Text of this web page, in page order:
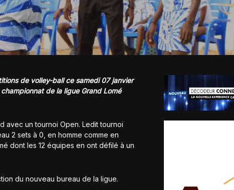
de volley-ball ce samedi 07 janvier
de la ligue Grand Lomé
avec un tournoi Open. Ledit tournoi
2 sets à 0, en homme comme en
dont les 12 équipes en ont défilé à un
du nouveau bureau de la ligue.